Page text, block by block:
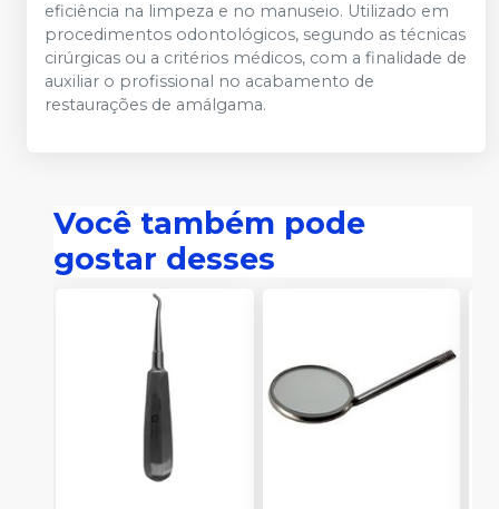
eficiência na limpeza e no manuseio. Utilizado em
procedimentos odontológicos, segundo as técnicas
cirúrgicas ou a critérios médicos, com a finalidade de
auxiliar o profissional no acabamento de
restaurações de amálgama.
Você também pode
gostar desses